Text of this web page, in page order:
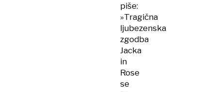
piše:
»Tragična
ljubezenska
zgodba
Jacka
in
Rose
se